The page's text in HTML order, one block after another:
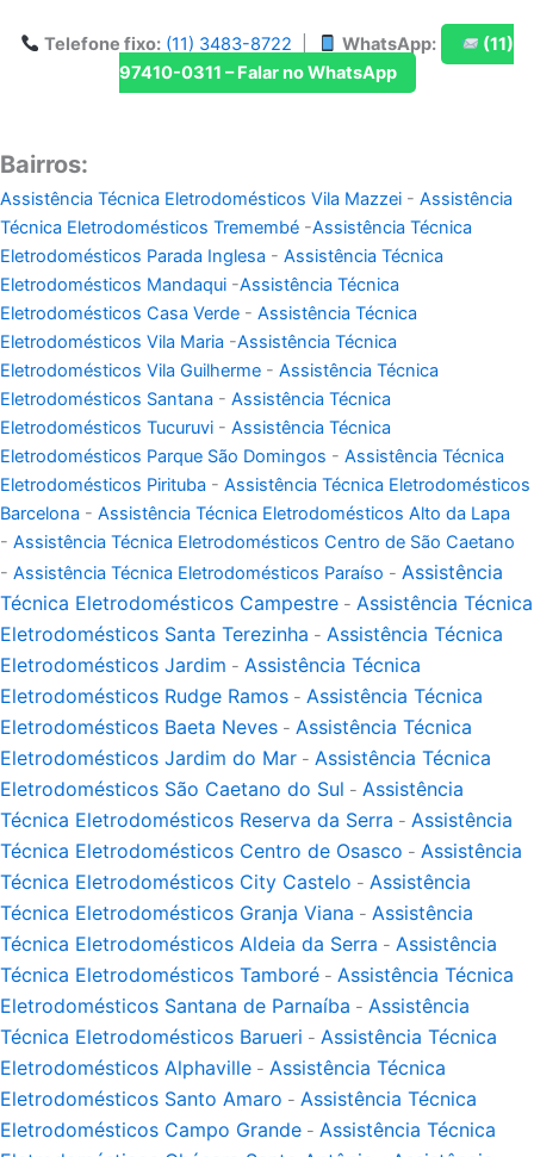
Telefone fixo: (11) 3483-8722 WhatsApp:
(11)
97410-0311 – Falar no WhatsApp
Bairros:
Assistência Técnica Eletrodomésticos Vila Mazzei - Assistência
Técnica Eletrodomésticos Tremembé -Assistência Técnica
Eletrodomésticos Parada Inglesa - Assistência Técnica
Eletrodomésticos Mandaqui -Assistência Técnica
Eletrodomésticos Casa Verde - Assistência Técnica
Eletrodomésticos Vila Maria -Assistência Técnica
Eletrodomésticos Vila Guilherme - Assistência Técnica
Eletrodomésticos Santana - Assistência Técnica
Eletrodomésticos Tucuruvi - Assistência Técnica
Eletrodomésticos Parque São Domingos - Assistência Técnica
Eletrodomésticos Pirituba - Assistência Técnica Eletrodomésticos
Barcelona - Assistência Técnica Eletrodomésticos Alto da Lapa
- Assistência Técnica Eletrodomésticos Centro de São Caetano
- Assistência Técnica Eletrodomésticos Paraíso - Assistência
Técnica Eletrodomésticos Campestre - Assistência Técnica
Eletrodomésticos Santa Terezinha - Assistência Técnica
Eletrodomésticos Jardim - Assistência Técnica
Eletrodomésticos Rudge Ramos - Assistência Técnica
Eletrodomésticos Baeta Neves - Assistência Técnica
Eletrodomésticos Jardim do Mar - Assistência Técnica
Eletrodomésticos São Caetano do Sul - Assistência
Técnica Eletrodomésticos Reserva da Serra - Assistência
Técnica Eletrodomésticos Centro de Osasco - Assistência
Técnica Eletrodomésticos City Castelo - Assistência
Técnica Eletrodomésticos Granja Viana - Assistência
Técnica Eletrodomésticos Aldeia da Serra - Assistência
Técnica Eletrodomésticos Tamboré - Assistência Técnica
Eletrodomésticos Santana de Parnaíba - Assistência
Técnica Eletrodomésticos Barueri - Assistência Técnica
Eletrodomésticos Alphaville - Assistência Técnica
Eletrodomésticos Santo Amaro - Assistência Técnica
Eletrodomésticos Campo Grande - Assistência Técnica